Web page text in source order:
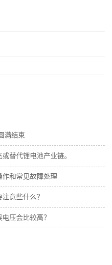
满结束
替代锂电池产业链。
作和常见故障处理
意些什么？
压会比较高？